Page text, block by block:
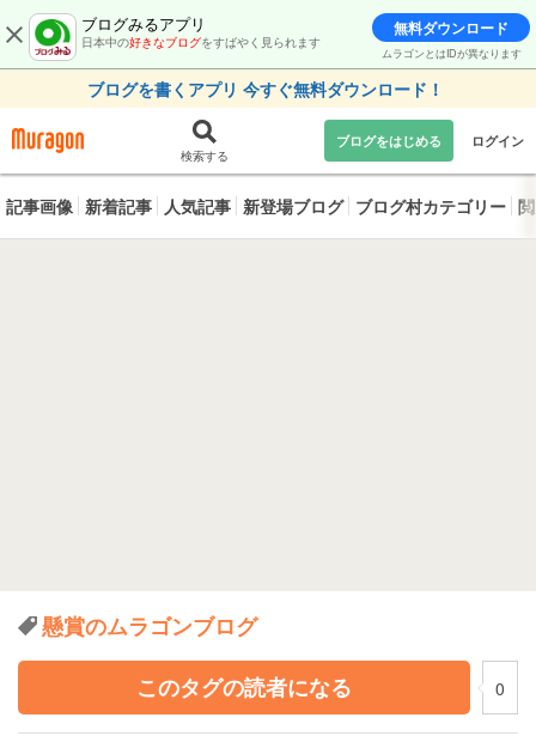
ブログみるアプリ
日本中の好きなブログをすばやく見られます
無料ダウンロード
ムラゴンとはIDが異なります
ブログを書くアプリ 今すぐ無料ダウンロード！
検索する
ブログをはじめる ログイン
記事画像 新着記事 人気記事 新登場ブログ ブログ村カテゴリー
懸賞のムラゴンブログ
このタグの読者になる
0